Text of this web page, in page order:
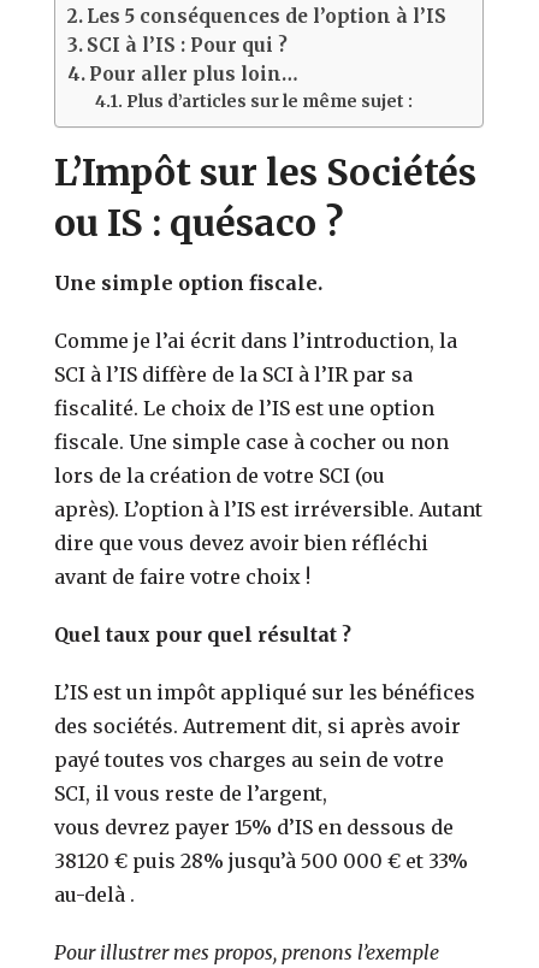
Les 5 conséquences de l’option à l’IS
SCI à l’IS : Pour qui ?
Pour aller plus loin…
Plus d’articles sur le même sujet :
L’Impôt sur les Sociétés
ou IS : quésaco ?
Une simple option fiscale.
Comme je l’ai écrit dans l’introduction, la
SCI à l’IS diffère de la SCI à l’IR par sa
fiscalité.Le choix de l’IS est une option
fiscale. Une simple case à cocher ou non
lors de la création de votre SCI (ou
après).L’option à l’IS est irréversible. Autant
dire que vous devez avoir bien réfléchi
avant de faire votre choix !
Quel taux pour quel résultat ?
L’IS est un impôt appliqué sur les bénéfices
des sociétés. Autrement dit, si après avoir
payé toutes vos charges au sein de votre
SCI, il vous reste de l’argent,
vous devrez payer 15% d’IS en dessous de
38120 € puis 28% jusqu’à 500 000 € et 33%
au-delà .
Pour illustrer mes propos, prenons l’exemple